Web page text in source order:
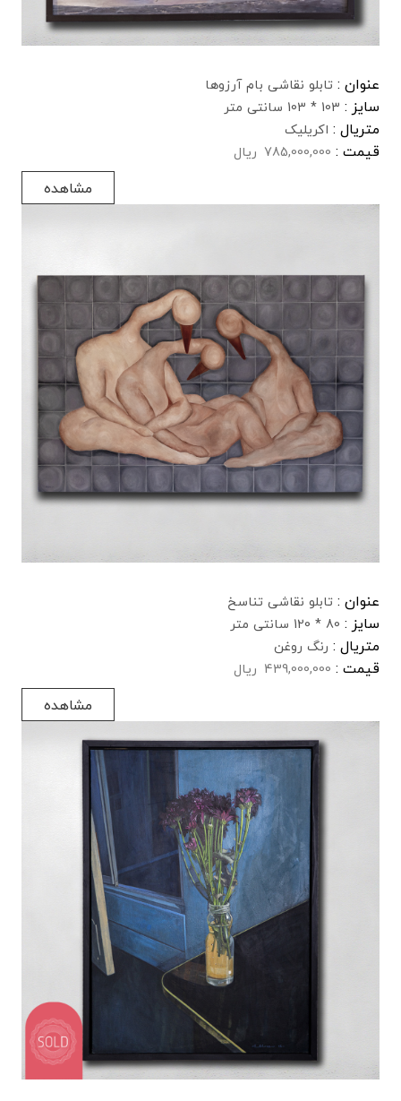
عنوان : تابلو نقاشی بام آرزوها
سایز : 103 * 103 سانتی متر
متریال : اکریلیک
قیمت : 785,000,000 ریال
مشاهده
عنوان : تابلو نقاشی تناسخ
سایز : 80 * 120 سانتی متر
متریال : رنگ روغن
قیمت : 439,000,000 ریال
مشاهده